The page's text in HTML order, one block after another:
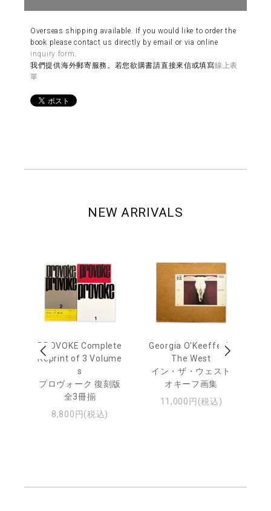
Overseas shipping available. If you would like to order the
book please contact us directly by email or via online
inquiry form
我們提供海外郵寄服務。若您欲購書請直接來信或填寫線上表
單
NEW ARRIVALS
PROVOKE Complete
Reprint of 3 Volume
s
プロヴォーク 復刻版
全3冊揃
8,800円(税込)
Georgia O'Keeffe: In
The West
イン・ザ・ウェスト
オキーフ画集
11,000円(税込)